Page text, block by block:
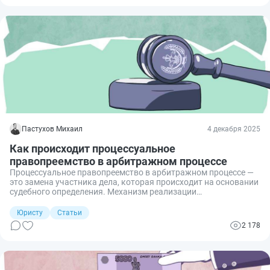
Пастухов Михаил 4 декабря 2025
Как происходит процессуальное
правопреемство в арбитражном процессе
Процессуальное правопреемство в арбитражном процессе —
это замена участника дела, которая происходит на основании
судебного определения. Механизм реализации
ходатайства, уплаты госпошлины и соблюдения определённой
процедуры. Разберем подробнее, в каких случаях это
возможно, как арбитражный суд рассматривает такие
Юристу
Статьи
2 178